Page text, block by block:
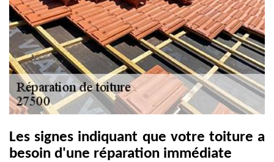
Les signes indiquant que votre toiture a
besoin d'une réparation immédiate